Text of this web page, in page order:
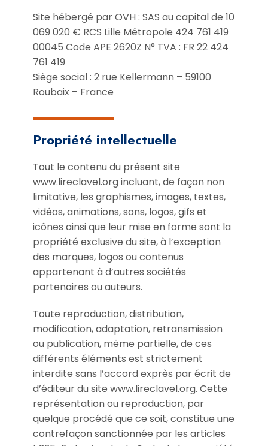
Site hébergé par OVH : SAS au capital de 10
069 020 € RCS Lille Métropole 424 761 419
00045 Code APE 2620Z N° TVA : FR 22 424
761 419
Siège social : 2 rue Kellermann – 59100
Roubaix – France
Propriété intellectuelle
Tout le contenu du présent site
www.lireclavel.org incluant, de façon non
limitative, les graphismes, images, textes,
vidéos, animations, sons, logos, gifs et
icônes ainsi que leur mise en forme sont la
propriété exclusive du site, à l’exception
des marques, logos ou contenus
appartenant à d’autres sociétés
partenaires ou auteurs.
Toute reproduction, distribution,
modification, adaptation, retransmission
ou publication, même partielle, de ces
différents éléments est strictement
interdite sans l’accord exprès par écrit de
d’éditeur du site www.lireclavel.org. Cette
représentation ou reproduction, par
quelque procédé que ce soit, constitue une
contrefaçon sanctionnée par les articles